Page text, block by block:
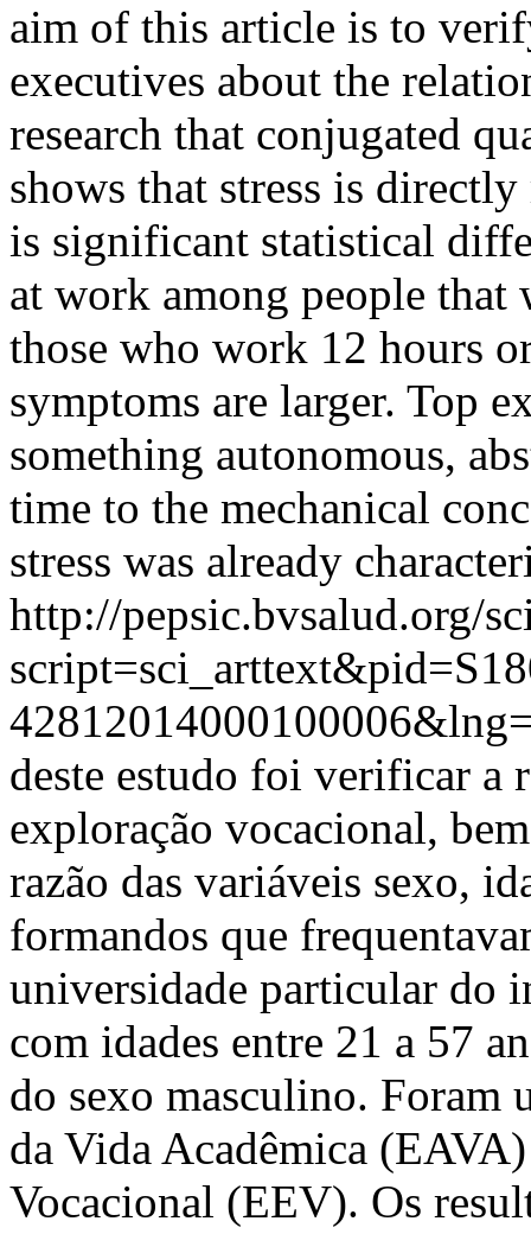
aim of this article is to
executives about the
research that conjugated
shows that stress is
is significant statistical
at work among people
those who work 12 hours
symptoms are larger. Top
something autonomous,
time to the mechanical
stress was already
http://pepsic.bvsalud.org/
deste estudo foi verificar a
exploração vocacional,
razão das variáveis sexo,
formandos que
universidade particular do
com idades entre 21 a 57
do sexo masculino. Foram
da Vida Acadêmica
Vocacional (EEV). Os